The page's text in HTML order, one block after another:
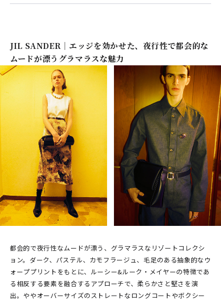
JIL SANDER｜エッジを効かせた、夜行性で都会的な
ムードが漂うグラマラスな魅力
都会的で夜行性なムードが漂う、グラマラスなリゾートコレクシ
ョン。ダーク、パステル、カモフラージュ、毛足のある抽象的なウ
ォーププリントをもとに、ルーシー&ルーク・メイヤーの特徴であ
る相反する要素を融合するアプローチで、柔らかさと堅さを演
出。ややオーバーサイズのストレートなロングコートやボクシー